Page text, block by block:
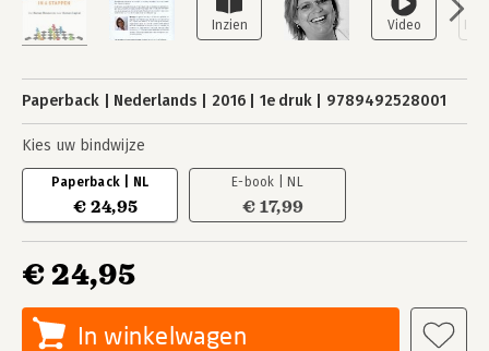
Paperback Nederlands 2016 1e druk 9789492528001
Kies uw bindwijze
Paperback | NL
€ 24,95
E-book | NL
€ 17,99
€ 24,95
In winkelwagen